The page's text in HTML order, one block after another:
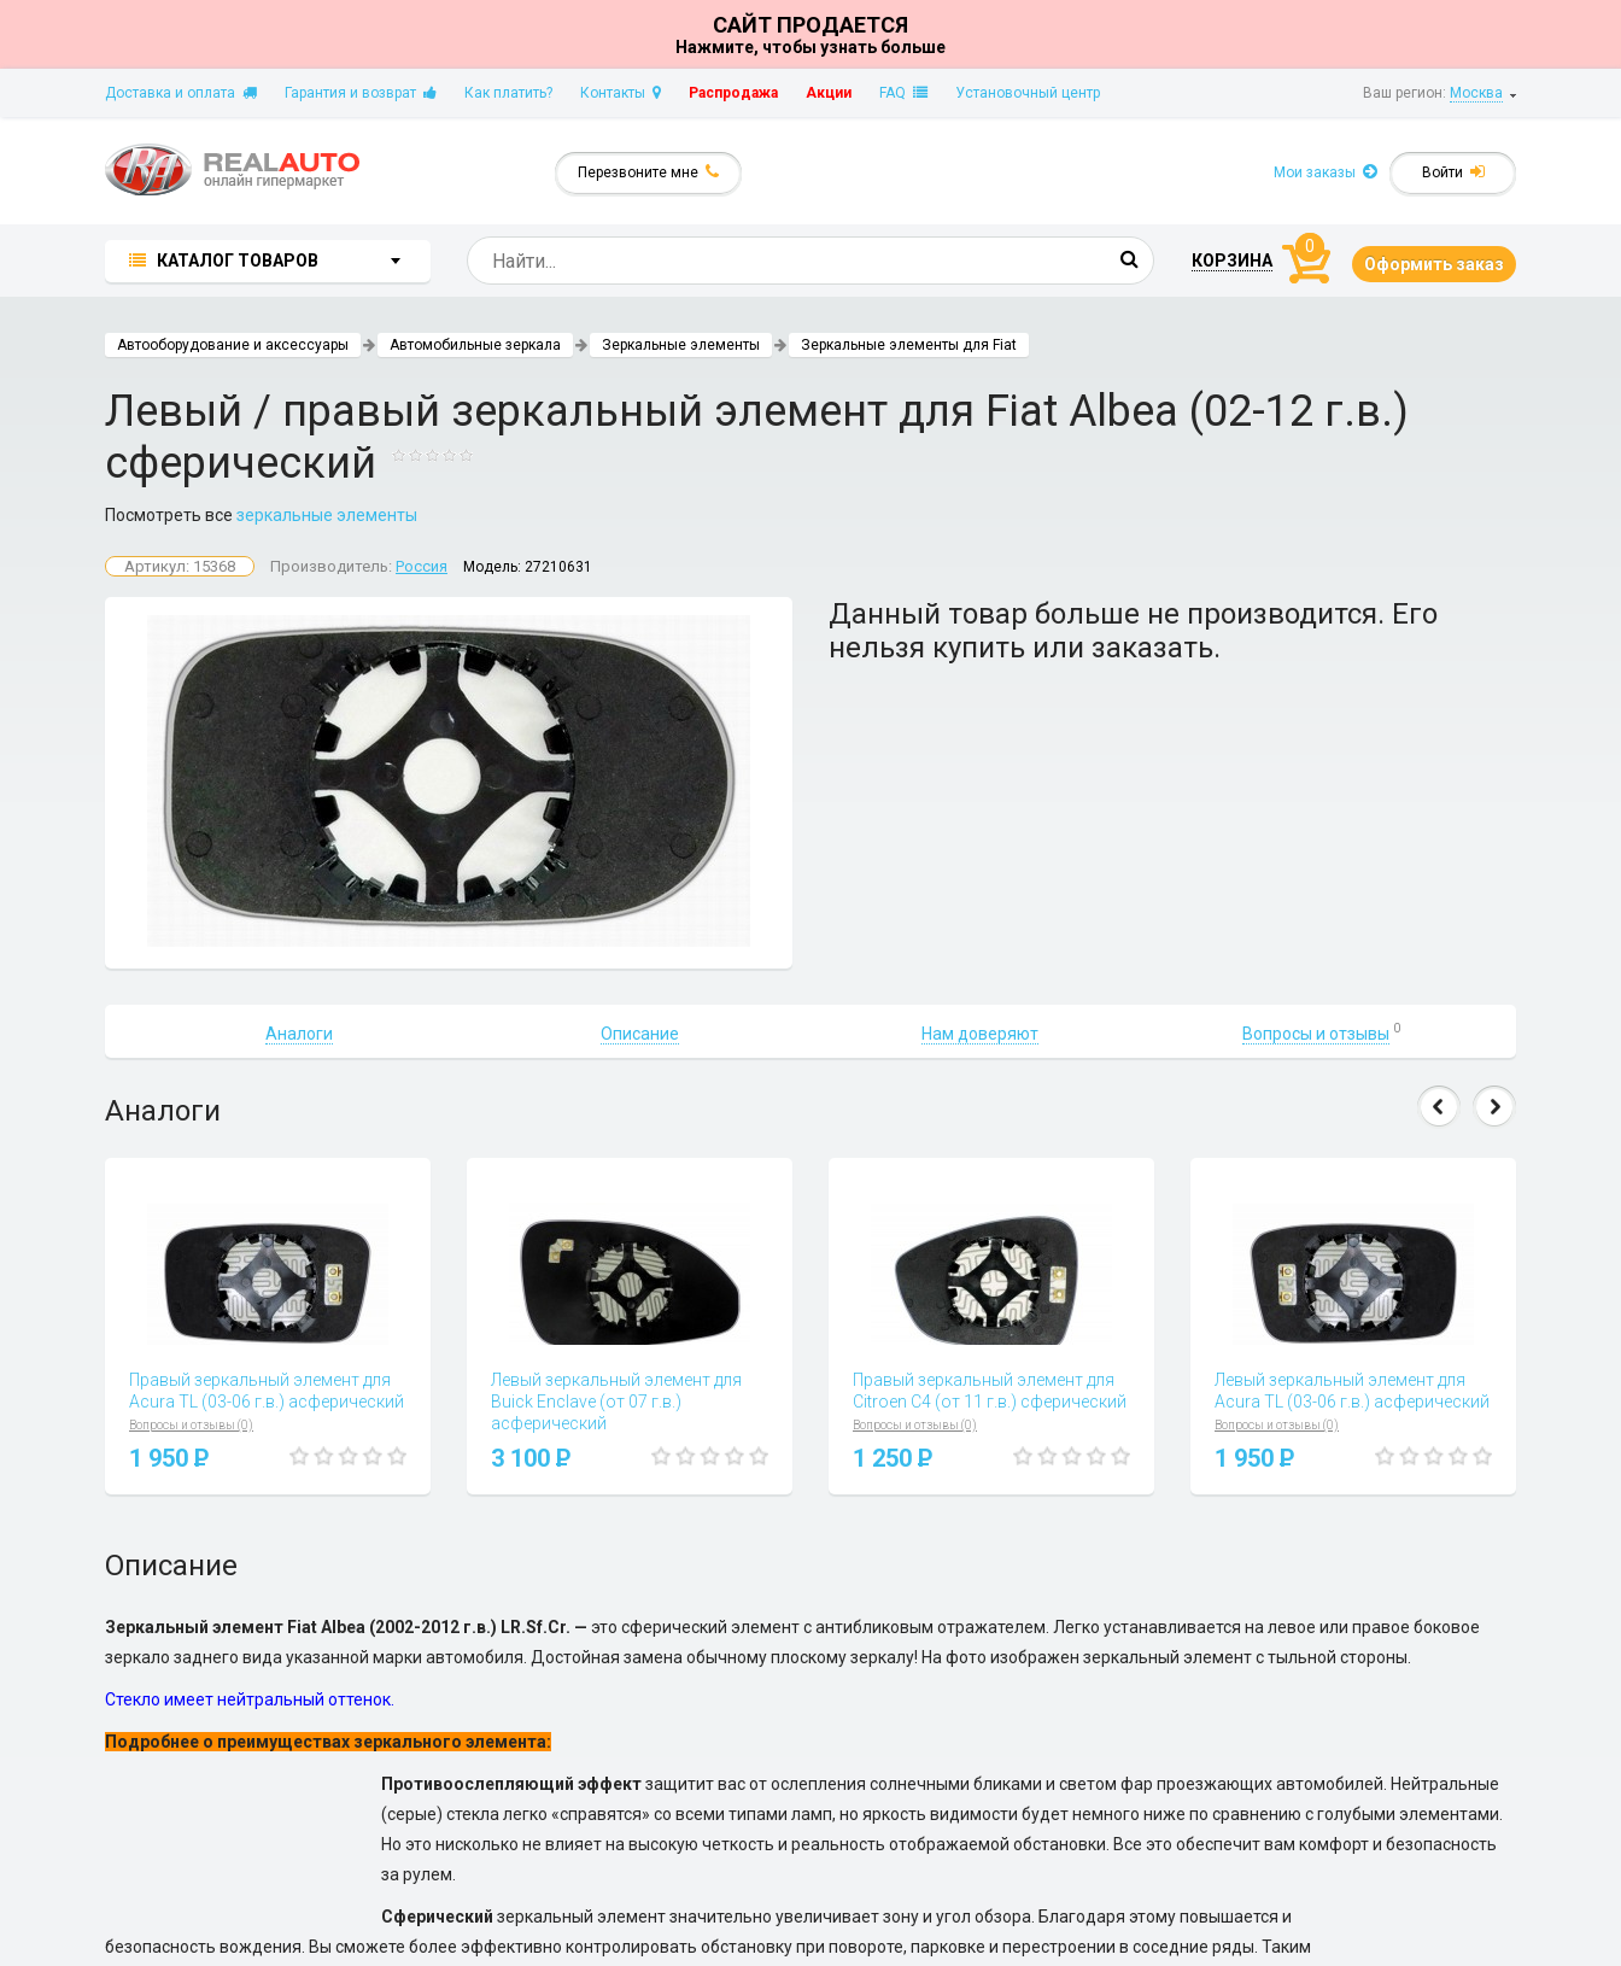
САЙТ ПРОДАЕТСЯ
Нажмите, чтобы узнать больше
Ваш регион: Москва
Доставка и оплата Гарантия и возврат Как платить? Контакты Распродажа Акции FAQ Установочный центр
Перезвоните мне Войти
Мои заказы
КАТАЛОГ ТОВАРОВ КОРЗИНА
0
Оформить заказ
Автооборудование и аксессуары Автомобильные зеркала Зеркальные элементы Зеркальные элементы для Fiat
Левый / правый зеркальный элемент для Fiat Albea (02-12 г.в.)
сферический
Посмотреть все зеркальные элементы
Артикул: 15368 Производитель: Россия Модель: 27210631
Данный товар больше не производится. Его
нельзя купить или заказать.
Аналоги Описание Нам доверяют Вопросы и отзывы 0
Аналоги
Правый зеркальный элемент для
Acura TL (03-06 г.в.) асферический
Вопросы и отзывы (0)
1 950 P
Левый зеркальный элемент для
Buick Enclave (от 07 г.в.)
асферический
Вопросы и отзывы (0)
3 100 P
Правый зеркальный элемент для
Citroen C4 (от 11 г.в.) сферический
Вопросы и отзывы (0)
1 250 P
Левый зеркальный элемент для
Acura TL (03-06 г.в.) асферический
Вопросы и отзывы (0)
1 950 P
Описание
Зеркальный элемент Fiat Albea (2002-2012 г.в.) LR.Sf.Cr. — это сферический элемент с антибликовым отражателем. Легко устанавливается на левое или правое боковое
зеркало заднего вида указанной марки автомобиля. Достойная замена обычному плоскому зеркалу! На фото изображен зеркальный элемент с тыльной стороны.
Стекло имеет нейтральный оттенок.
Подробнее о преимуществах зеркального элемента:
Противоослепляющий эффектзащитит вас от ослепления солнечными бликами и светом фар проезжающих автомобилей. Нейтральные
(серые) стекла легко «справятся» со всеми типами ламп, но яркость видимости будет немного ниже по сравнению с голубыми элементами.
Но это нисколько не влияет на высокую четкость и реальность отображаемой обстановки. Все это обеспечит вам комфорт и безопасность
за рулем.
Сферический зеркальный элемент значительно увеличивает зону и угол обзора. Благодаря этому повышается и
безопасность вождения. Вы сможете более эффективно контролировать обстановку при повороте, парковке и перестроении в соседние ряды. Таким